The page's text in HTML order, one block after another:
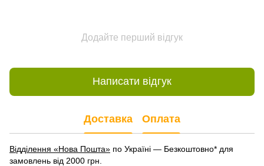
Додайте перший відгук
Написати відгук
Доставка Оплата
Відділення «Нова Пошта» по Україні — Безкоштовно* для
замовлень від 2000 грн.